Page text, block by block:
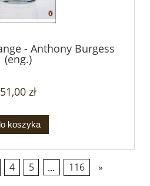
- Anthony Burgess
(eng.)
51,00 zł
koszyka
4 5 ... 116 »